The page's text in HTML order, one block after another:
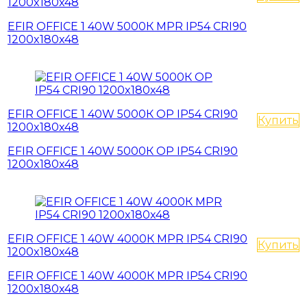
EFIR OFFICE 1 40W 5000К MPR IP54 CRI90
1200x180x48
EFIR OFFICE 1 40W 5000К OP IP54 CRI90
1200x180x48
EFIR OFFICE 1 40W 5000К OP IP54 CRI90
1200x180x48
Купить
EFIR OFFICE 1 40W 4000К MPR IP54 CRI90
1200x180x48
EFIR OFFICE 1 40W 4000К MPR IP54 CRI90
1200x180x48
Купить